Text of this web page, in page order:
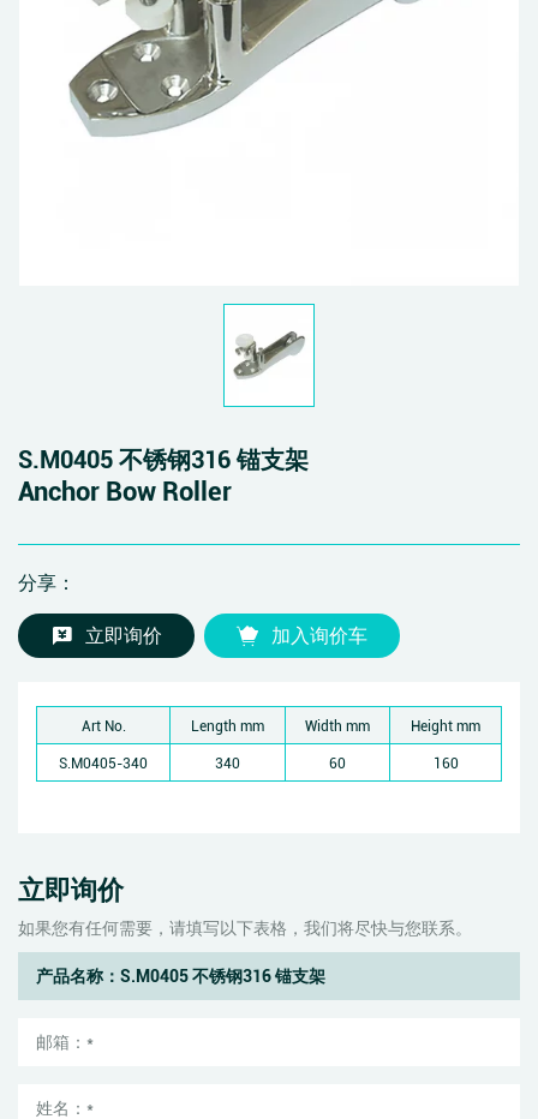
S.M0405 不锈钢316 锚支架
Anchor Bow Roller
分享：
立即询价 加入询价车
Art No. Length mm Width mm
Height mm
S.M0405-340
340 60 160
立即询价
如果您有任何需要，请填写以下表格，我们将尽快与您联系。